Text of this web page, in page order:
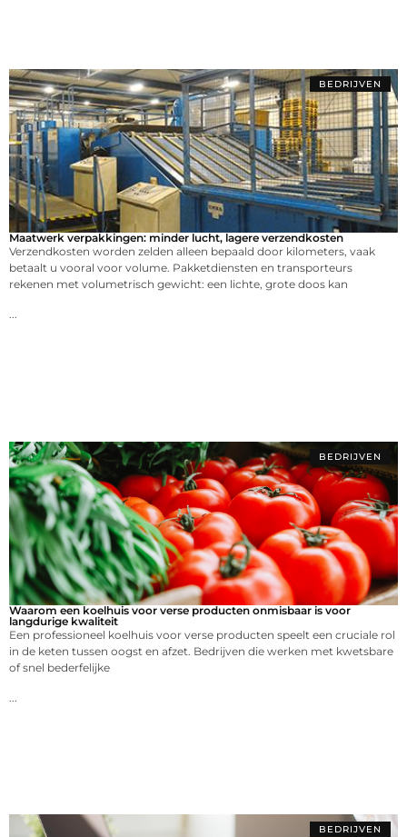
BEDRIJVEN
Maatwerk verpakkingen: minder lucht, lagere verzendkosten
Verzendkosten worden zelden alleen bepaald door kilometers, vaak
betaalt u vooral voor volume. Pakketdiensten en transporteurs
rekenen met volumetrisch gewicht: een lichte, grote doos kan
BEDRIJVEN
Waarom een koelhuis voor verse producten onmisbaar is voor
langdurige kwaliteit
Een professioneel koelhuis voor verse producten speelt een cruciale rol
in de keten tussen oogst en afzet. Bedrijven die werken met kwetsbare
of snel bederfelijke
BEDRIJVEN